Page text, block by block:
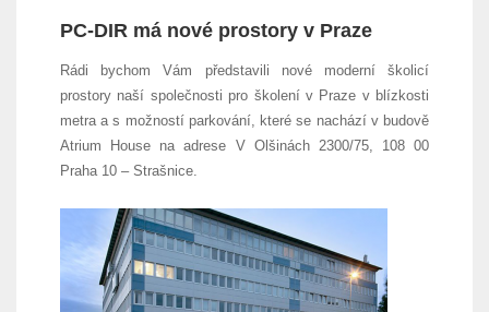
PC-DIR má nové prostory v Praze
Rádi bychom Vám představili nové moderní školicí
prostory naší společnosti pro školení v Praze v blízkosti
metra a s možností parkování, které se nachází v budově
Atrium House na adrese V Olšinách 2300/75, 108 00
Praha 10 – Strašnice.